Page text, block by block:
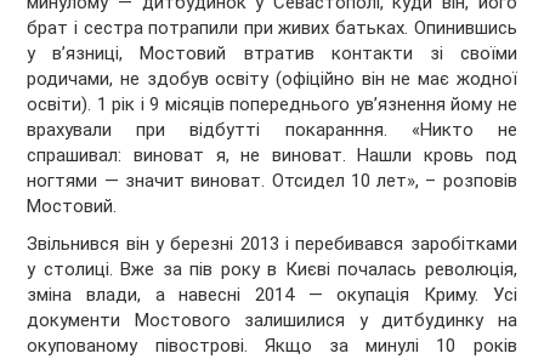
брат і сестра потрапили при живих батьках. Опинившись
у в’язниці, Мостовий втратив контакти зі своїми
родичами, не здобув освіту (офіційно він не має жодної
освіти). 1 рік і 9 місяців попереднього ув’язнення йому не
врахували при відбутті покаранння. «Никто не
спрашивал: виноват я, не виноват. Нашли кровь под
ногтями — значит виноват. Отсидел 10 лет», – розповів
Мостовий.
Звільнився він у березні 2013 і перебивався заробітками
у столиці. Вже за пів року в Києві почалась революція,
зміна влади, а навесні 2014 — окупація Криму. Усі
документи Мостового залишилися у дитбудинку на
окупованому півострові. Якщо за минулі 10 років